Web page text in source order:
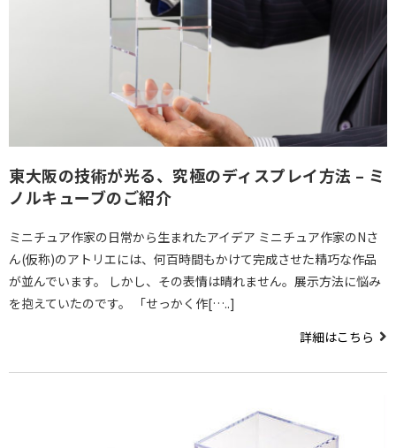
東大阪の技術が光る、究極のディスプレイ方法 – ミ
ノルキューブのご紹介
ミニチュア作家の日常から生まれたアイデア ミニチュア作家のNさ
ん(仮称)のアトリエには、何百時間もかけて完成させた精巧な作品
が並んでいます。 しかし、その表情は晴れません。展示方法に悩み
を抱えていたのです。 「せっかく作[…..]
詳細はこちら